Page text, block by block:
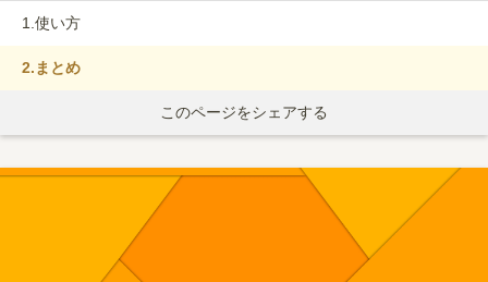
1. 使い方
2. まとめ
このページをシェアする